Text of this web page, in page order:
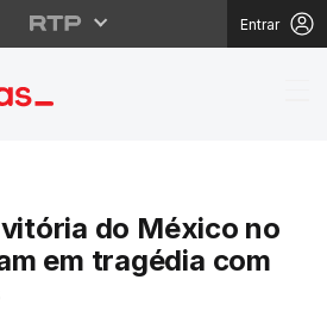
Entrar
pela vitória
do México no
em tragédia com